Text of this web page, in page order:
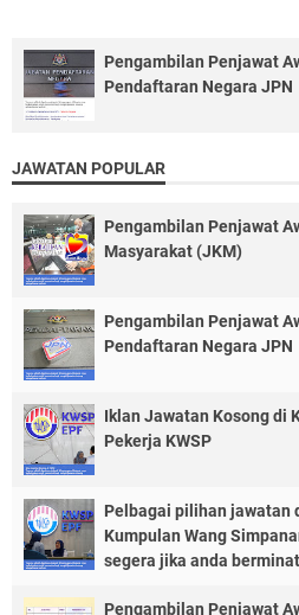
Pengambilan Penjawat
Pendaftaran Negara JPN
JAWATAN POPULAR
Pengambilan Penjawat
Masyarakat (JKM)
Pengambilan Penjawat
Pendaftaran Negara JPN
Iklan Jawatan Kosong di
Pekerja KWSP
Pelbagai pilihan jawatan
Kumpulan Wang
segera jika anda berminat
Pengambilan Penjawat